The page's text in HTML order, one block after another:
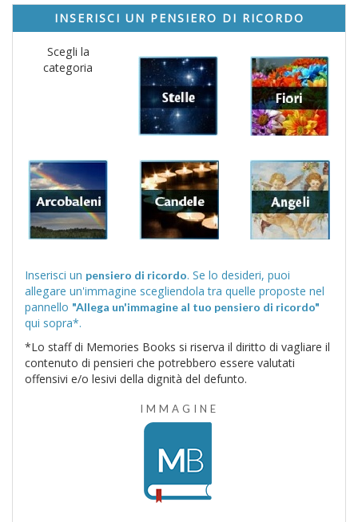
INSERISCI UN PENSIERO DI RICORDO
Scegli la
categoria
Inserisci un pensiero di ricordo. Se lo desideri, puoi
allegare un'immagine scegliendola tra quelle proposte nel
pannello "Allega un'immagine al tuo pensiero di ricordo"
qui sopra*.
*Lo staff di Memories Books si riserva il diritto di vagliare il
contenuto di pensieri che potrebbero essere valutati
offensivi e/o lesivi della dignità del defunto.
IMMAGINE